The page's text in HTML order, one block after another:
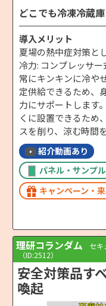
どこでも冷凍冷蔵
導入メリット
夏場の熱中症対策と
冷力: コンプレッサ
常にキンキンに冷や
定供給できるため、
力にサポートします
くに設置できるため
スを削り、涼む時間
紹介動画あり
パネル・サンプ
キャンペーン・
理研コランダム
セキ
（ID:2512）
安全対策品す
喚起